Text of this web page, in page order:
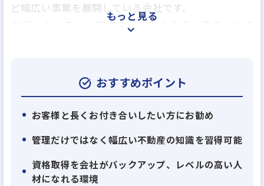
ど幅広い事業を展開している会社です。
創業から20年、お客様に選ばれる企業を目指して成
お客様やオーナー様に安心・信頼・満足をお届け
し、それを超えて感動していただけるサービスを実
現することを理念としています。
ロジーを活用しながら、不動産の価値を高めるお手
伝いをしています。
もっと見る
おすすめポイント
お客様と長くお付き合いしたい方にお勧め
管理だけではなく幅広い不動産の知識を習得可能
資格取得を会社がバックアップ、レベルの高い人
材になれる環境